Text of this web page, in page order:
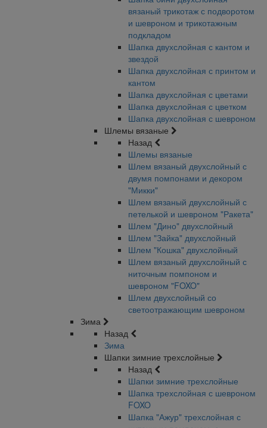
вязаный трикотаж с подворотом
и шевроном и трикотажным
подкладом
Шапка двухслойная с кантом и
звездой
Шапка двухслойная с принтом и
кантом
Шапка двухслойная с цветами
Шапка двухслойная с цветком
Шапка двухслойная с шевроном
Шлемы вязаные
Назад
Шлемы вязаные
Шлем вязаный двухслойный с
двумя помпонами и декором
"Микки"
Шлем вязаный двухслойный с
петелькой и шевроном "Ракета"
Шлем "Дино" двухслойный
Шлем "Зайка" двухслойный
Шлем "Кошка" двухслойный
Шлем вязаный двухслойный с
ниточным помпоном и
шевроном "FOXO"
Шлем двухслойный со
светоотражающим шевроном
Зима
Назад
Зима
Шапки зимние трехслойные
Назад
Шапки зимние трехслойные
Шапка трехслойная с шевроном
FOXO
Шапка "Ажур" трехслойная с